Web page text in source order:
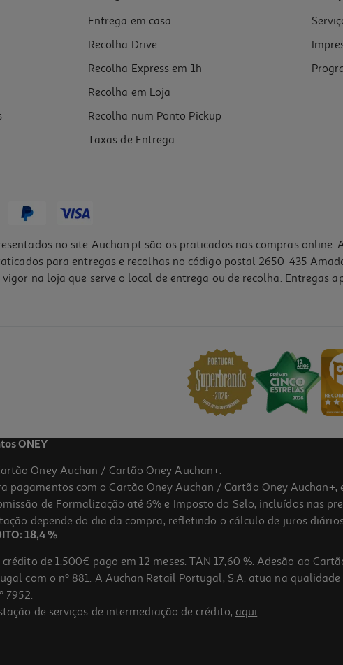
Entrega em casa
Recolha Drive
Recolha Express em 1h
Recolha em Loja
Recolha num Ponto Pickup
Taxas de Entrega
no site Auchan.pt são os praticados nas compras
para entregas e recolhas no código postal 2650-435
vigor na loja que serve o local de entrega ou de recolha.
ONEY
Oney Auchan / Cartão Oney Auchan+.
pagamentos com o Cartão Oney Auchan / Cartão Oney
de Formalização até 6% e Imposto do Selo, incluídos nas
depende do dia da compra, refletindo o cálculo de juros
18,4 %
de 1.500€ pago em 12 meses. TAN 17,60 %. Adesão ao
com o nº 881. A Auchan Retail Portugal, S.A. atua na
7952.
de serviços de intermediação de crédito, aqui.